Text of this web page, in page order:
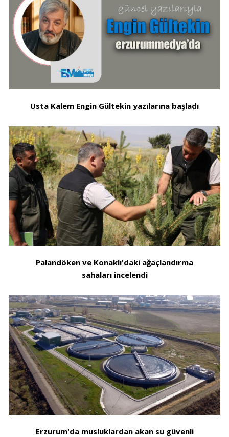
Usta Kalem Engin Gültekin yazılarına başladı
Palandöken ve Konaklı'daki ağaçlandırma
sahaları incelendi
Erzurum'da musluklardan akan su güvenli